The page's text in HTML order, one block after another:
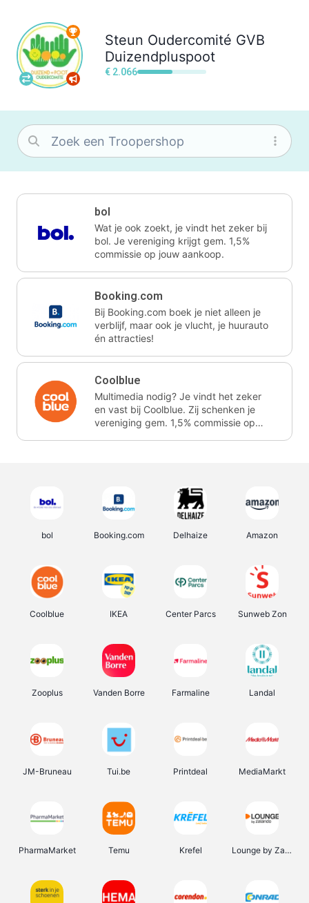
Steun Oudercomité GVB
Duizendpluspoot
€ 2.066
bol
Wat je ook zoekt, je vindt het zeker bij
bol. Je vereniging krijgt gem. 1,5%
commissie op jouw aankoop.
Booking.com
Bij Booking.com boek je niet alleen je
verblijf, maar ook je vlucht, je huurauto
én attracties!
Coolblue
Multimedia nodig? Je vindt het zeker
en vast bij Coolblue. Zij schenken je
vereniging gem. 1,5% commissie op
bol Booking.com Delhaize Amazon
Coolblue IKEA Center Parcs Sunweb Zon
Zooplus Vanden Borre Farmaline Landal
JM-Bruneau Tui.be Printdeal MediaMarkt
PharmaMarket Temu Krefel Lounge by Zalando